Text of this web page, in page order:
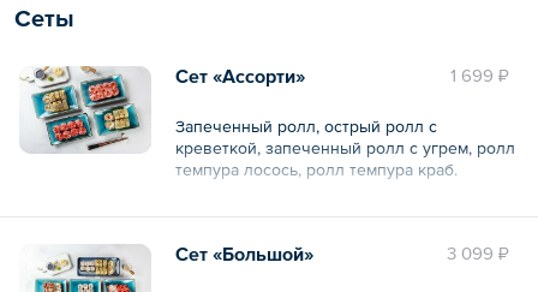
Сеты
1 699 ₽
Сет «Ассорти»
Запеченный ролл, острый ролл с
креветкой, запеченный ролл с угрем, ролл
темпура лосось, ролл темпура краб.
Общий вес – 1050 г
3 099 ₽
Сет «Большой»